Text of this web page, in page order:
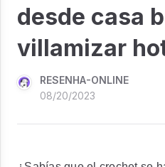
desde casa
villamizar
RESENHA-ONLINE
08/20/2023